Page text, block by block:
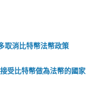
取消比特幣法幣政策
受比特幣做為法幣的國家